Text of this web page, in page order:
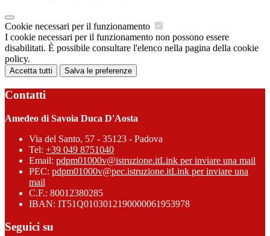
Cookie necessari per il funzionamento
I cookie necessari per il funzionamento non possono essere
disabilitati. È possibile consultare l'elenco nella pagina della cookie
policy.
Accetta tutti Salva le preferenze
Contatti
Amedeo di Savoia Duca D'Aosta
Via del Santo, 57 - 35123 - Padova
Tel: +39 049 8751040
Email: pdpm01000v@istruzione.itLink per inviare una mail
PEC: pdpm01000v@pec.istruzione.itLink per inviare una
mail
C.F.: 80012380285
IBAN: IT51Q0103012190000061953978
Seguici su